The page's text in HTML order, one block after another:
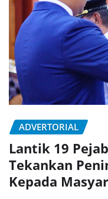
ADVERTORIAL
Lantik 19
Tekankan
Kepada